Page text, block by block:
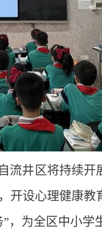
流井区将持续开
开设心理健康教
为全区中小学